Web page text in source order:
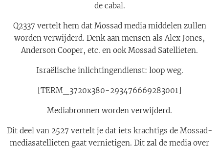
de cabal.
Q2337 vertelt hem dat Mossad media middelen zullen
worden verwijderd. Denk aan mensen als Alex Jones,
Anderson Cooper, etc. en ook Mossad Satellieten.
Israëlische inlichtingendienst: loop weg.
[TERM_3720x380-293476669283001]
Mediabronnen worden verwijderd.
Dit deel van 2527 vertelt je dat iets krachtigs de Mossad-
mediasatellieten gaat vernietigen. Dit zal de media over